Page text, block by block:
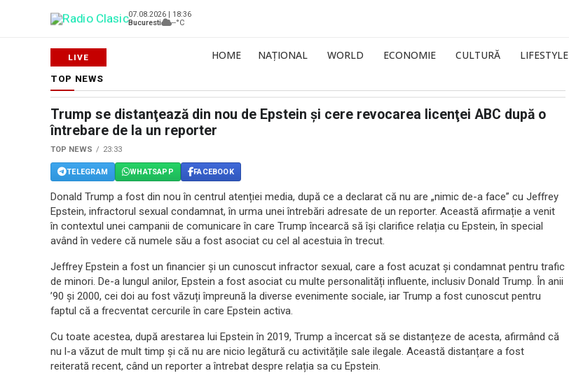
07.08.2026 | 18:36
Bucuresti
--°C
HOME NAȚIONAL WORLD ECONOMIE CULTURĂ LIFESTYLE
TOP NEWS
Trump se distanţează din nou de Epstein şi cere revocarea licenţei ABC după o
întrebare de la un reporter
TOP NEWS 23:33
TELEGRAM WHATSAPP FACEBOOK
Donald Trump a fost din nou în centrul atenției media, după ce a declarat că nu are „nimic de-a face” cu Jeffrey
Epstein, infractorul sexual condamnat, în urma unei întrebări adresate de un reporter. Această afirmație a venit
în contextul unei campanii de comunicare în care Trump încearcă să își clarifice relația cu Epstein, în special
având în vedere că numele său a fost asociat cu cel al acestuia în trecut.
Jeffrey Epstein a fost un financier și un cunoscut infractor sexual, care a fost acuzat și condamnat pentru trafic
de minori. De-a lungul anilor, Epstein a fost asociat cu multe personalități influente, inclusiv Donald Trump. În anii
’90 și 2000, cei doi au fost văzuți împreună la diverse evenimente sociale, iar Trump a fost cunoscut pentru
faptul că a frecventat cercurile în care Epstein activa.
Cu toate acestea, după arestarea lui Epstein în 2019, Trump a încercat să se distanțeze de acesta, afirmând că
nu l-a văzut de mult timp și că nu are nicio legătură cu activitățile sale ilegale. Această distanțare a fost
reiterată recent, când un reporter a întrebat despre relația sa cu Epstein.